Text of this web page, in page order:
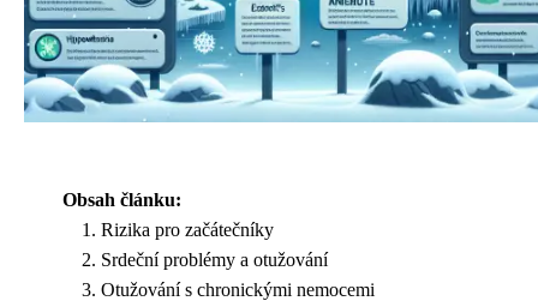
Obsah článku:
Rizika pro začátečníky
Srdeční problémy a otužování
Otužování s chronickými nemocemi